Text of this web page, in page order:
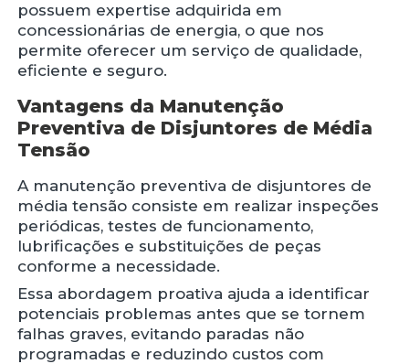
possuem expertise adquirida em
concessionárias de energia, o que nos
permite oferecer um serviço de qualidade,
eficiente e seguro.
Vantagens da Manutenção
Preventiva de Disjuntores de Média
Tensão
A manutenção preventiva de disjuntores de
média tensão consiste em realizar inspeções
periódicas, testes de funcionamento,
lubrificações e substituições de peças
conforme a necessidade.
Essa abordagem proativa ajuda a identificar
potenciais problemas antes que se tornem
falhas graves, evitando paradas não
programadas e reduzindo custos com